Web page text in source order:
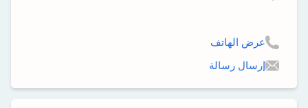
عرض الهاتف
إرسال رسالة